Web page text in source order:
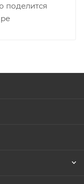
поделится